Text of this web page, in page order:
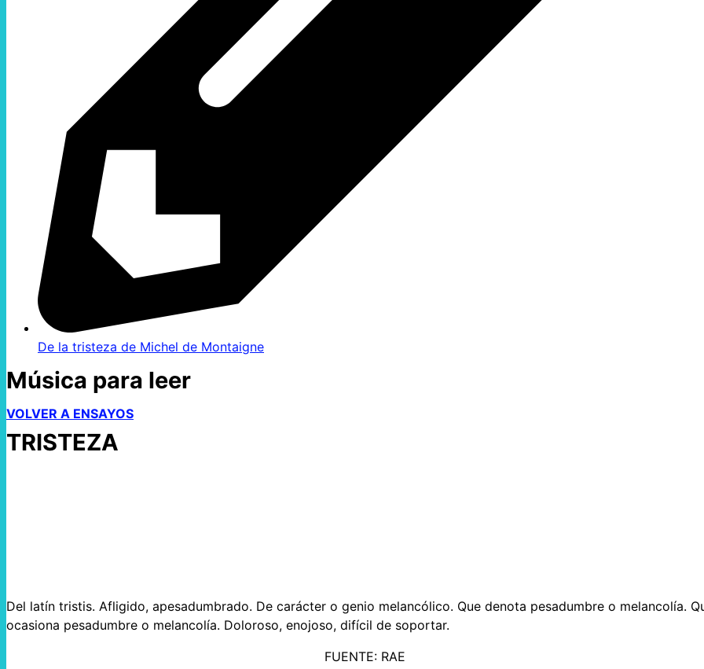
De la tristeza de Michel de Montaigne
Música para leer
VOLVER A ENSAYOS
TRISTEZA
Del latín tristis. Afligido, apesadumbrado. De carácter o genio melancólico. Que denota pesadumbre o melancolía.
ocasiona pesadumbre o melancolía. Doloroso, enojoso, difícil de soportar.
FUENTE: RAE